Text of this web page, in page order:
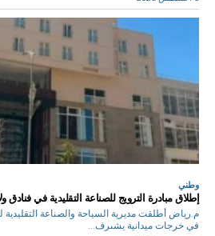
وطني
إطلاق مبادرة الترويج للصناعة التقليدية في فنادق
م.رياض أطلقت مديرية السياحة والصناعة
في خرجات ميدانية يشىرف...